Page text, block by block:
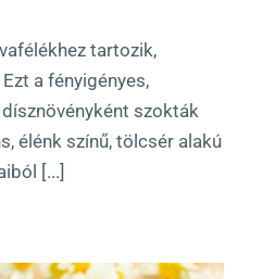
tartozik,
a fényigényes,
szokták
élénk színű, tölcsér alakú
[...]